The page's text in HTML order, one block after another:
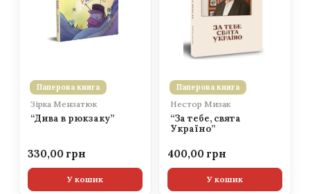
Паперова книга
Зірка Мензатюк
“Дива в рюкзаку”
330,00
У кошик
Паперова книга
Нестор Мизак
“За тебе, свята
Україно”
400,00
У кошик